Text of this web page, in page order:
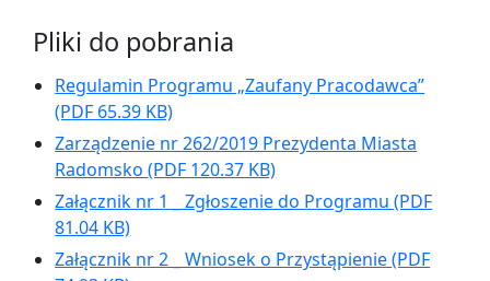
Pliki do pobrania
Regulamin Programu „Zaufany Pracodawca”
(PDF 65.39 KB)
Zarządzenie nr 262/2019 Prezydenta Miasta
Radomsko (PDF 120.37 KB)
Załącznik nr 1 _ Zgłoszenie do Programu (PDF
81.04 KB)
Załącznik nr 2 _ Wniosek o Przystąpienie(PDF